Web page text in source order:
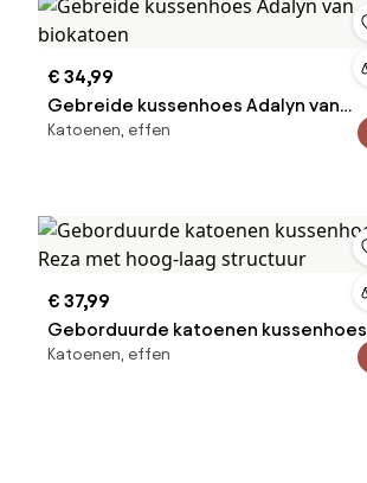
€ 34,99
Gebreide kussenhoes Adalyn van
biokatoen
Katoenen, effen
€ 37,99
Geborduurde katoenen kussenhoes
Reza met hoog-laag structuur
Katoenen, effen